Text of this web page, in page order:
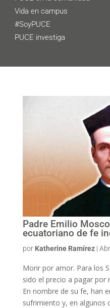
Vida en campus
#SoyPUCE
PUCE investiga
Padre Emilio
ecuatoriano de fe
por Katherine Ramírez|
Morir por amor. Para los
sido el precio a pagar por
En nombre de su fe, han
sufrimiento y, en algunos